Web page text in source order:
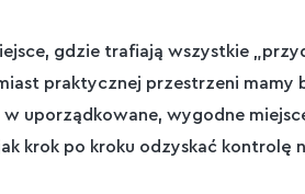
gdzie trafiają wszystkie
praktycznej przestrzeni
uporządkowane, wygodne
krok po kroku odzyskać kontrolę